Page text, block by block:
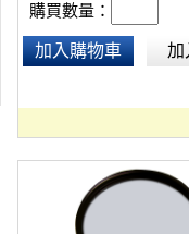
購買數量：
加入購物車 加